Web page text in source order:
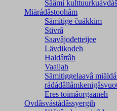
Säämi
Miärádâstoohâm
Sämitige čuákkim
Stivrâ
Saavâjođetteijee
Lävdikodeh
Haldâttâh
Vaaljah
Sämitiggelaavâ
Eres toimâorgaaneh
Ovdâsvástádâssyergih